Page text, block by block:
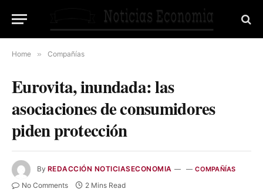
Home » Compañías
Eurovita, inundada: las
asociaciones de consumidores
piden protección
By REDACCIÓN NOTICIASECONOMIA COMPAÑÍAS
No Comments 2 Mins Read